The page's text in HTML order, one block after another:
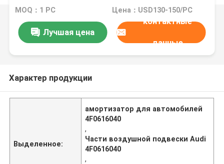
амортизатор ударов 4F0616040
MOQ：1 PC Цена：USD130-150/PC
Лучшая цена
контактные
данные
Характер продукции
Выделенное:
амортизатор для автомобилей
4F0616040
,
Части воздушной подвески Audi
4F0616040
,